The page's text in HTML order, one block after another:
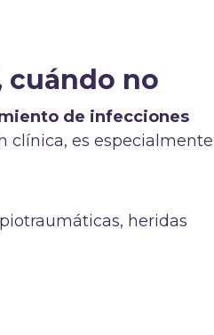
cuándo no
de infecciones
clínica, es especialmente
heridas